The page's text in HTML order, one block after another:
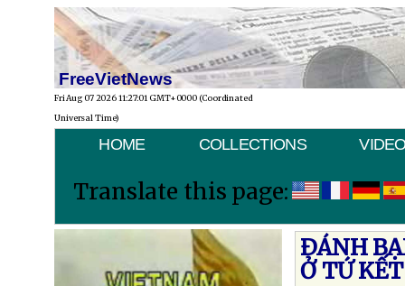
FreeVietNews
Fri Aug 07 2026 11:27:01 GMT+0000 (Coordinated
Universal Time)
HOME COLLECTIONS
Translate this page:
ÐÁNH
Ở TỨ KẾT